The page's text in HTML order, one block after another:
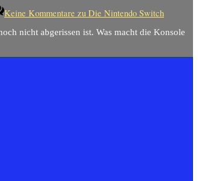
Keine Kommentare zu Die Nintendo Switch
nicht abgerissen ist. Was macht die Konsole